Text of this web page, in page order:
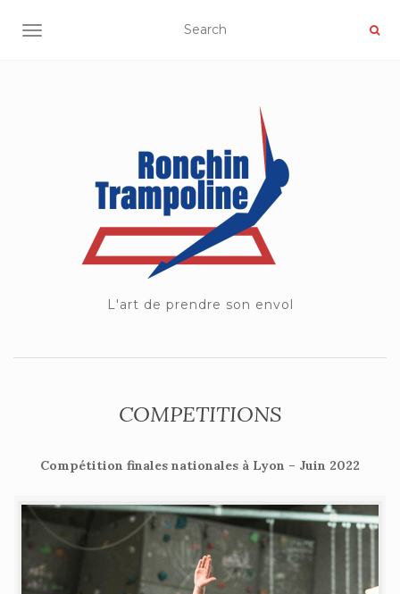
OUVRIR/FERMER LA NAVIGATION
L'art de prendre son envol
COMPETITIONS
Compétition finales nationales à Lyon – Juin 2022